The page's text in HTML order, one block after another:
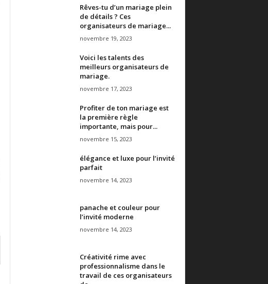
Rêves-tu d’un mariage plein
de détails ? Ces
organisateurs de mariage...
novembre 19, 2023
Voici les talents des
meilleurs organisateurs de
mariage.
novembre 17, 2023
Profiter de ton mariage est
la première règle
importante, mais pour...
novembre 15, 2023
élégance et luxe pour l’invité
parfait
novembre 14, 2023
panache et couleur pour
l’invité moderne
novembre 14, 2023
Créativité rime avec
professionnalisme dans le
travail de ces organisateurs